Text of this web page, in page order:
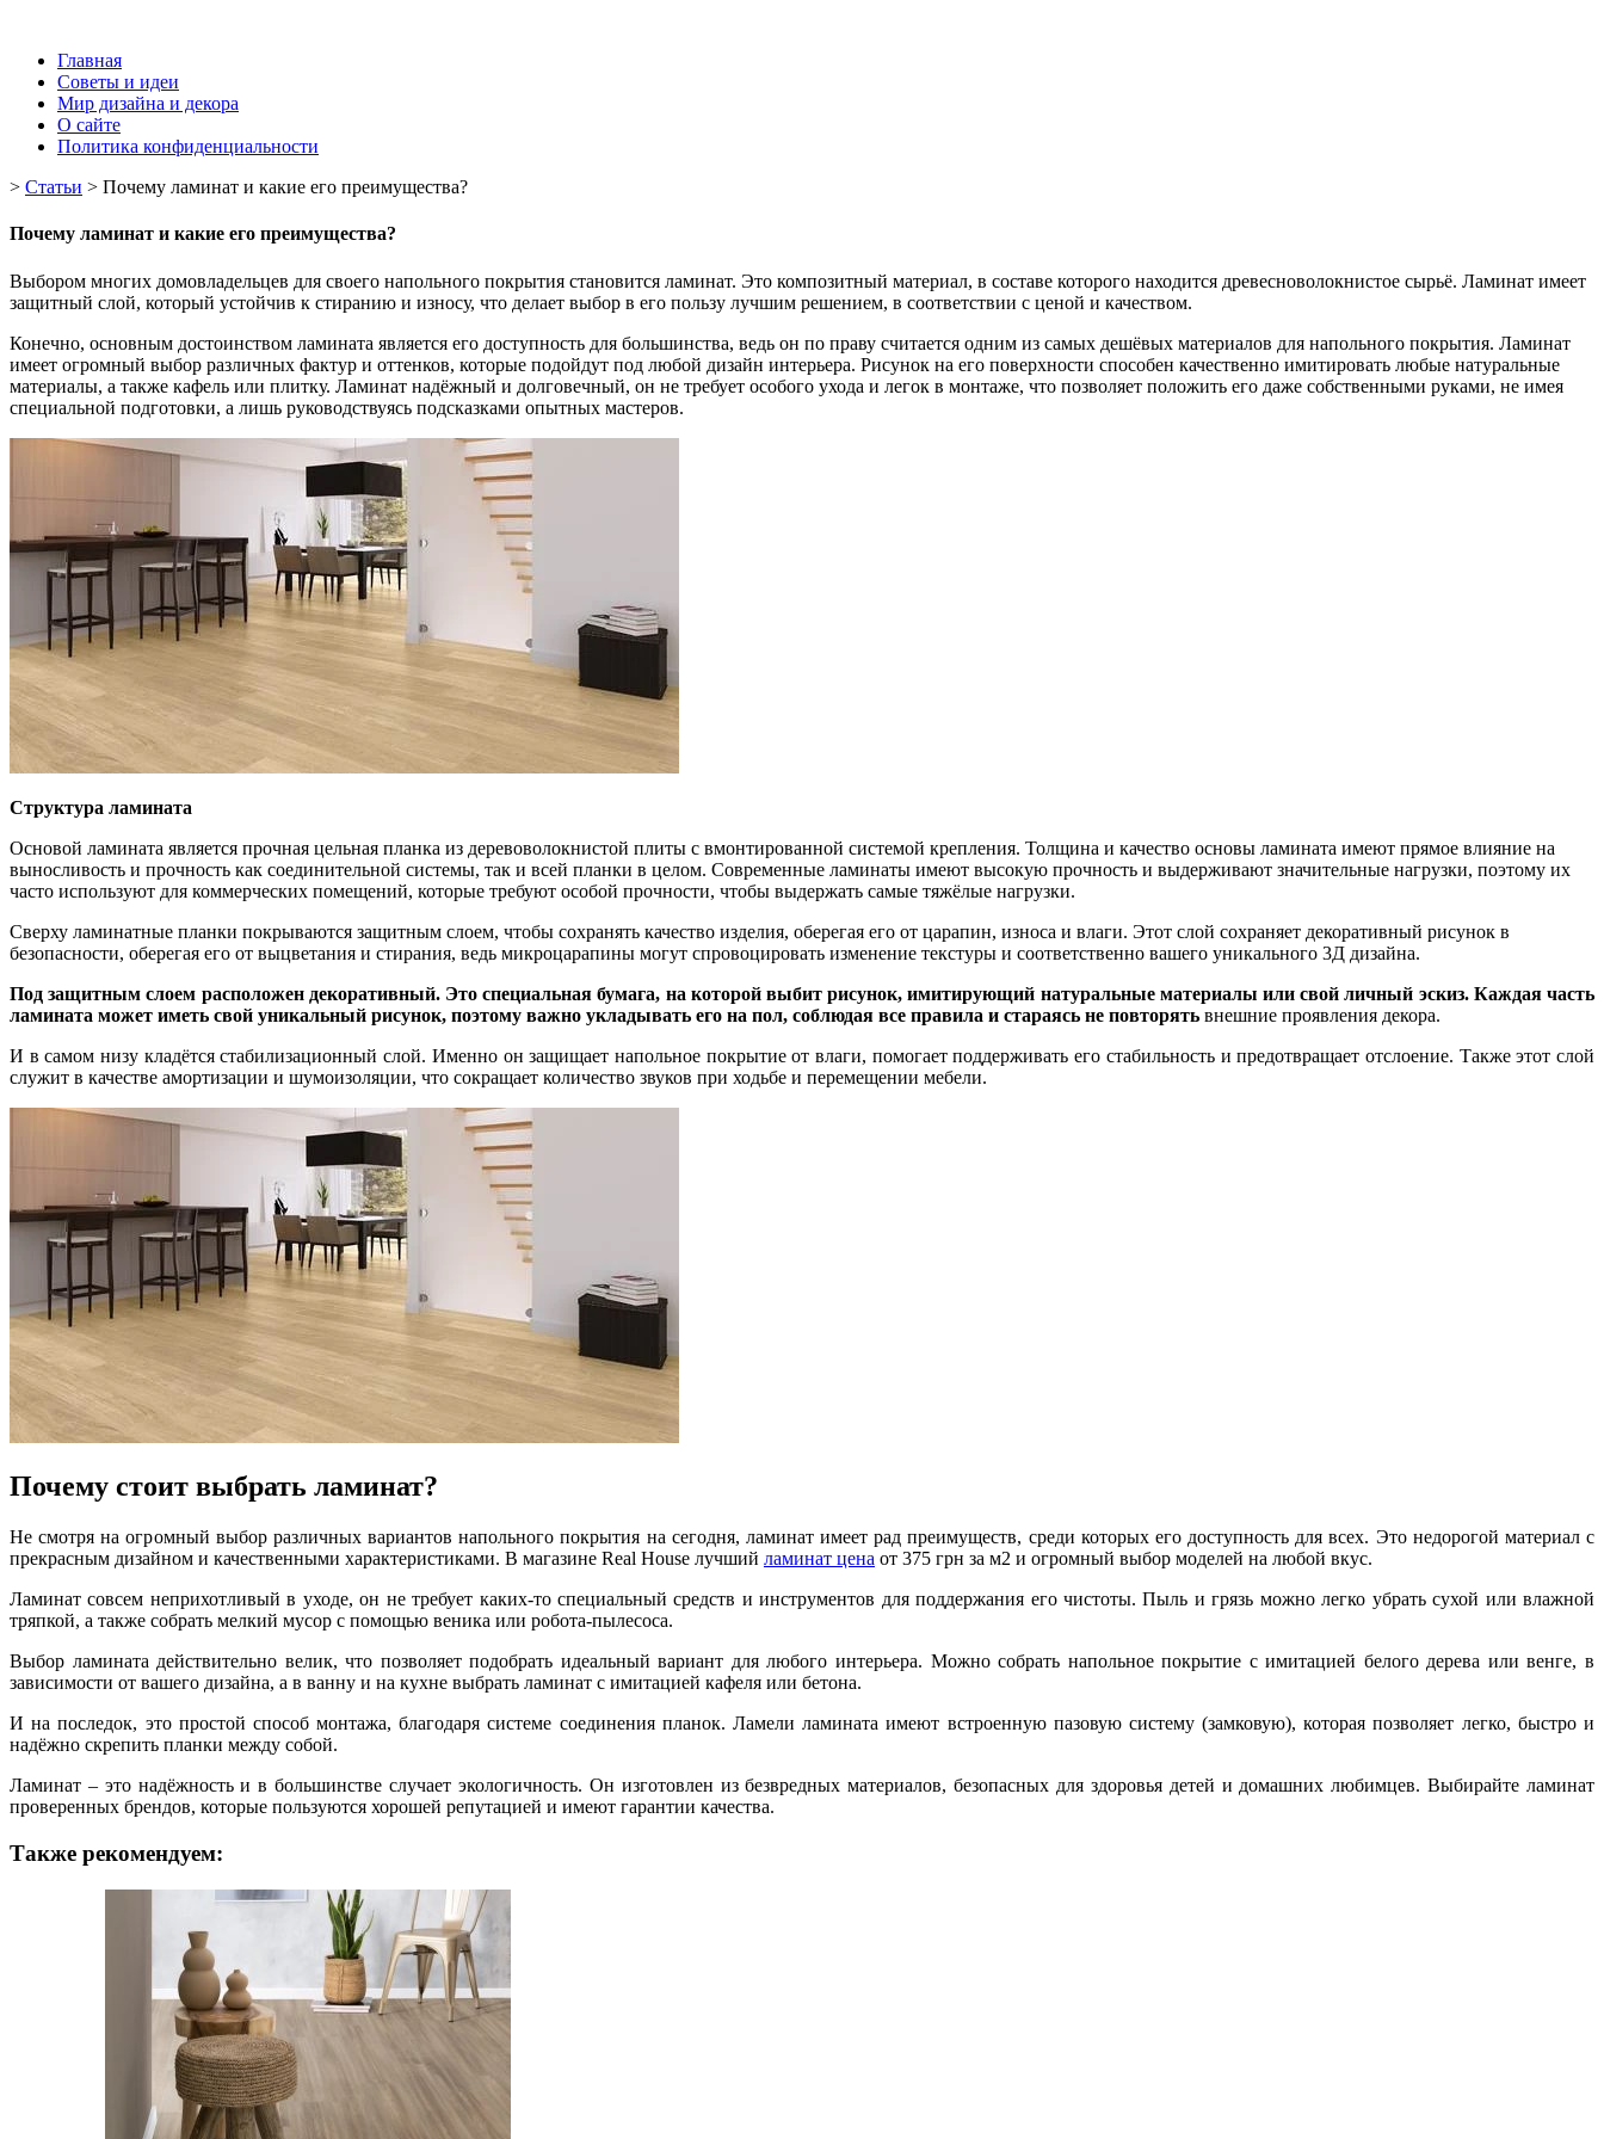
Главная
Советы и идеи
Мир дизайна и декора
О сайте
Политика конфиденциальности
> Статьи > Почему ламинат и какие его преимущества?
Почему ламинат и какие его преимущества?
Выбором многих домовладельцев для своего напольного покрытия становится ламинат. Это композитный материал, в составе которого находится древесноволокнистое сырьё. Ламинат имеет
защитный слой, который устойчив к стиранию и износу, что делает выбор в его пользу лучшим решением, в соответствии с ценой и качеством.
Конечно, основным достоинством ламината является его доступность для большинства, ведь он по праву считается одним из самых дешёвых материалов для напольного покрытия. Ламинат
имеет огромный выбор различных фактур и оттенков, которые подойдут под любой дизайн интерьера. Рисунок на его поверхности способен качественно имитировать любые натуральные
материалы, а также кафель или плитку. Ламинат надёжный и долговечный, он не требует особого ухода и легок в монтаже, что позволяет положить его даже собственными руками, не имея
специальной подготовки, а лишь руководствуясь подсказками опытных мастеров.
Структура ламината
Основой ламината является прочная цельная планка из деревоволокнистой плиты с вмонтированной системой крепления. Толщина и качество основы ламината имеют прямое влияние на
выносливость и прочность как соединительной системы, так и всей планки в целом. Современные ламинаты имеют высокую прочность и выдерживают значительные нагрузки, поэтому их
часто используют для коммерческих помещений, которые требуют особой прочности, чтобы выдержать самые тяжёлые нагрузки.
Сверху ламинатные планки покрываются защитным слоем, чтобы сохранять качество изделия, оберегая его от царапин, износа и влаги. Этот слой сохраняет декоративный рисунок в
безопасности, оберегая его от выцветания и стирания, ведь микроцарапины могут спровоцировать изменение текстуры и соответственно вашего уникального 3Д дизайна.
Под защитным слоем расположен декоративный. Это специальная бумага, на которой выбит рисунок, имитирующий натуральные материалы или свой личный эскиз. Каждая часть
ламината может иметь свой уникальный рисунок, поэтому важно укладывать его на пол, соблюдая все правила и стараясь не повторять внешние проявления декора.
И в самом низу кладётся стабилизационный слой. Именно он защищает напольное покрытие от влаги, помогает поддерживать его стабильность и предотвращает отслоение. Также этот слой
служит в качестве амортизации и шумоизоляции, что сокращает количество звуков при ходьбе и перемещении мебели.
Почему стоит выбрать ламинат?
Не смотря на огромный выбор различных вариантов напольного покрытия на сегодня, ламинат имеет рад преимуществ, среди которых его доступность для всех. Это недорогой материал с
прекрасным дизайном и качественными характеристиками. В магазине Real House лучший ламинат цена от 375 грн за м2 и огромный выбор моделей на любой вкус.
Ламинат совсем неприхотливый в уходе, он не требует каких-то специальный средств и инструментов для поддержания его чистоты. Пыль и грязь можно легко убрать сухой или влажной
тряпкой, а также собрать мелкий мусор с помощью веника или робота-пылесоса.
Выбор ламината действительно велик, что позволяет подобрать идеальный вариант для любого интерьера. Можно собрать напольное покрытие с имитацией белого дерева или венге, в
зависимости от вашего дизайна, а в ванну и на кухне выбрать ламинат с имитацией кафеля или бетона.
И на последок, это простой способ монтажа, благодаря системе соединения планок. Ламели ламината имеют встроенную пазовую систему (замковую), которая позволяет легко, быстро и
надёжно скрепить планки между собой.
Ламинат – это надёжность и в большинстве случает экологичность. Он изготовлен из безвредных материалов, безопасных для здоровья детей и домашних любимцев. Выбирайте ламинат
проверенных брендов, которые пользуются хорошей репутацией и имеют гарантии качества.
Также рекомендуем: